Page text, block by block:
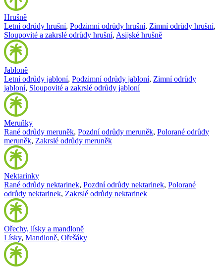
Hrušně
Letní odrůdy hrušní, Podzimní odrůdy hrušní, Zimní odrůdy hrušní,
Sloupovité a zakrslé odrůdy hrušní, Asijské hrušně
Jabloně
Letní odrůdy jabloní, Podzimní odrůdy jabloní, Zimní odrůdy
jabloní, Sloupovité a zakrslé odrůdy jabloní
Meruňky
Rané odrůdy meruněk, Pozdní odrůdy meruněk, Polorané odrůdy
meruněk, Zakrslé odrůdy meruněk
Nektarinky
Rané odrůdy nektarinek, Pozdní odrůdy nektarinek, Polorané
odrůdy nektarinek, Zakrslé odrůdy nektarinek
Ořechy, lísky a mandloně
Lísky, Mandloně, Ořešáky